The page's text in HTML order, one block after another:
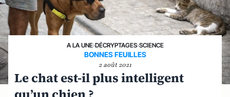
A LA UNE›DÉCRYPTAGES›SCIENCE
BONNES FEUILLES
2 août 2021
Le chat est-il plus intelligent